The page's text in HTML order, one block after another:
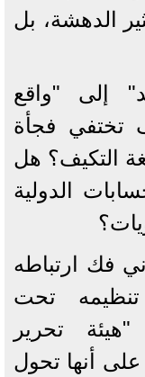
الدهشة، بل
إلى "واقع
تختفي فجأة
التكيف؟ هل
الدولية
فك ارتباطه
تنظيمه تحت
تحرير
أنها تحول